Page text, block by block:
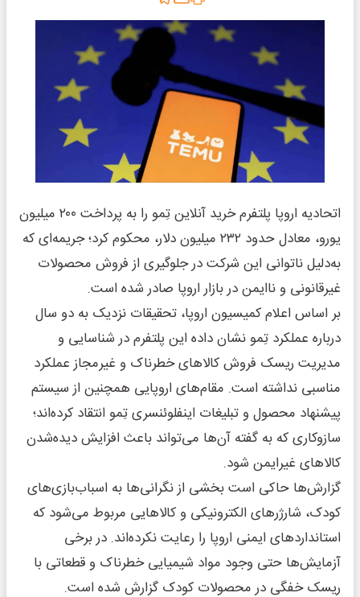
اتحادیه اروپا پلتفرم خرید آنلاین تِمو را به پرداخت ۲۰۰ میلیون
یورو، معادل حدود ۲۳۲ میلیون دلار، محکوم کرد؛ جریمه‌ای که
به‌دلیل ناتوانی این شرکت در جلوگیری از فروش محصولات
غیرقانونی و ناایمن در بازار اروپا صادر شده است.
بر اساس اعلام کمیسیون اروپا، تحقیقات نزدیک به دو سال
درباره عملکرد تِمو نشان داده این پلتفرم در شناسایی و
مدیریت ریسک فروش کالاهای خطرناک و غیرمجاز عملکرد
مناسبی نداشته است. مقام‌های اروپایی همچنین از سیستم
پیشنهاد محصول و تبلیغات اینفلوئنسری تِمو انتقاد کرده‌اند؛
سازوکاری که به گفته آن‌ها می‌تواند باعث افزایش دیده‌شدن
کالاهای غیرایمن شود.
گزارش‌ها حاکی است بخشی از نگرانی‌ها به اسباب‌بازی‌های
کودک، شارژرهای الکترونیکی و کالاهایی مربوط می‌شود که
استانداردهای ایمنی اروپا را رعایت نکرده‌اند. در برخی
آزمایش‌ها حتی وجود مواد شیمیایی خطرناک و قطعاتی با
ریسک خفگی در محصولات کودک گزارش شده است.